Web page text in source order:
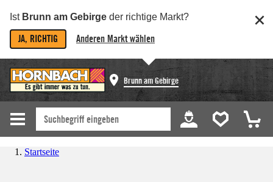
Ist Brunn am Gebirge der richtige Markt?
JA, RICHTIG Anderen Markt wählen
Brunn am Gebirge
Startseite